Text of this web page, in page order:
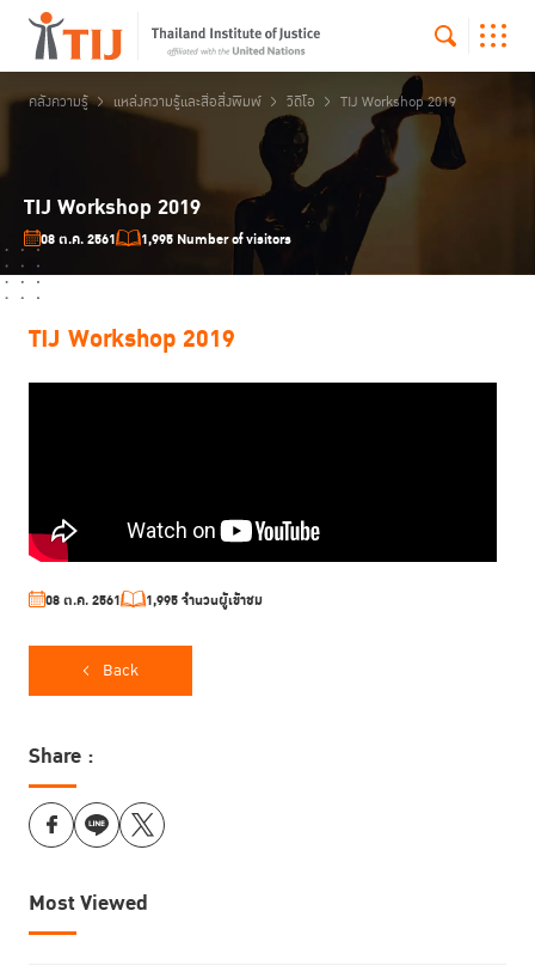
คลังความรู้ แหล่งความรู้และสื่อสิ่งพิมพ์ วิดีโอ TIJ Workshop 2019
TIJ Workshop 2019
08 ต.ค. 2561 1,995 Number of visitors
TIJ Workshop 2019
08 ต.ค. 2561 1,995 จำนวนผู้เข้าชม
Back
Share :
Most Viewed